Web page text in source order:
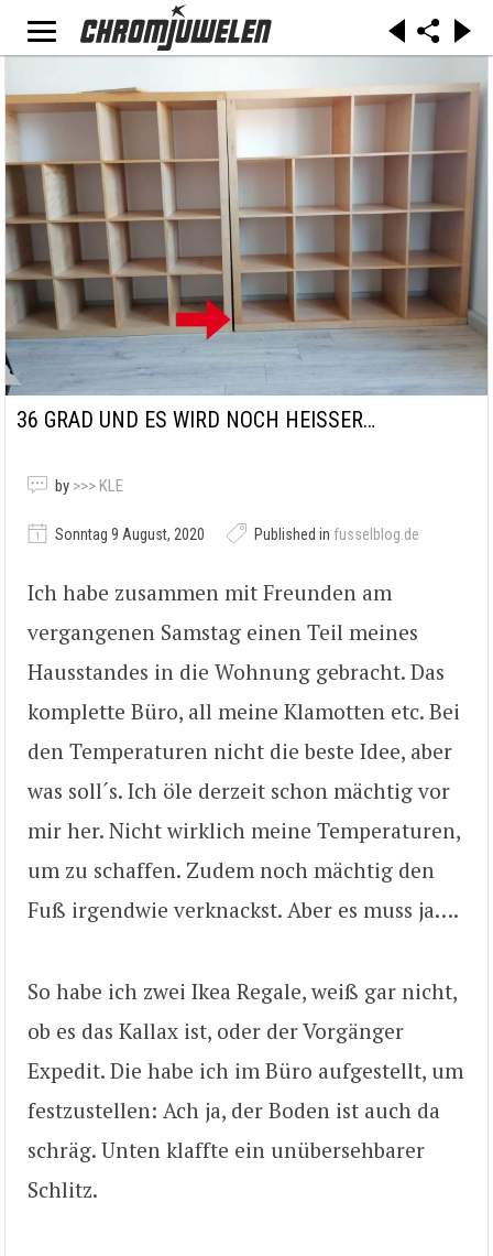
36 GRAD UND ES WIRD NOCH HEISSER…
by >>> KLE
Sonntag 9 August, 2020 Published in fusselblog.de
Ich habe zusammen mit Freunden am
vergangenen Samstag einen Teil meines
Hausstandes in die Wohnung gebracht. Das
komplette Büro, all meine Klamotten etc. Bei
den Temperaturen nicht die beste Idee, aber
was soll´s. Ich öle derzeit schon mächtig vor
mir her. Nicht wirklich meine Temperaturen,
um zu schaffen. Zudem noch mächtig den
Fuß irgendwie verknackst. Aber es muss ja….
So habe ich zwei Ikea Regale, weiß gar nicht,
ob es das Kallax ist, oder der Vorgänger
Expedit. Die habe ich im Büro aufgestellt, um
festzustellen: Ach ja, der Boden ist auch da
schräg. Unten klaffte ein unübersehbarer
Schlitz.